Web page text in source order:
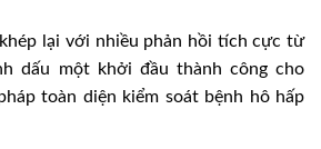
lại với nhiều phản hồi tích cực từ
dấu một khởi đầu thành công cho
toàn diện kiểm soát bệnh hô hấp